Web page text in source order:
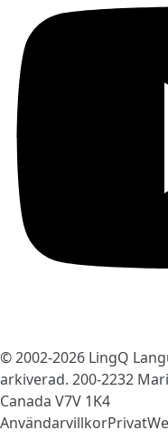
© 2002-2026 LingQ
arkiverad. 200-2232
Canada V7V 1K4
AnvändarvillkorPrivat